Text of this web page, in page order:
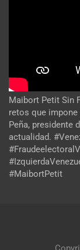
Maibort Petit Sin
retos que impone
Peña, presidente
actualidad.
#MaibortPetit